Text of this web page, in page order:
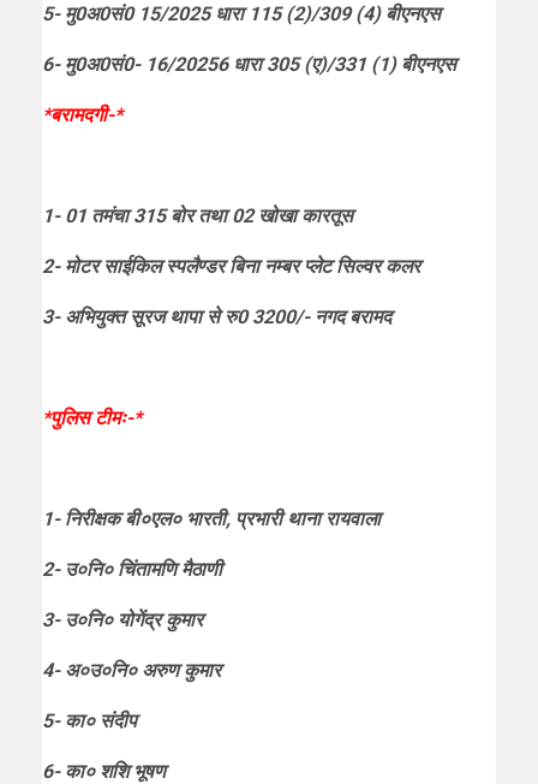
5- मु0अ0सं0 15/2025 धारा 115 (2)/309 (4) बीएनएस
6- मु0अ0सं0- 16/20256 धारा 305 (ए)/331 (1) बीएनएस
*बरामदगी-*
1- 01 तमंचा 315 बोर तथा 02 खोखा कारतूस
2- मोटर साईकिल स्पलैण्डर बिना नम्बर प्लेट सिल्वर कलर
3- अभियुक्त सूरज थापा से रु0 3200/- नगद बरामद
*पुलिस टीमः-*
1- निरीक्षक बी०एल० भारती, प्रभारी थाना रायवाला
2- उ०नि० चिंतामणि मैठाणी
3- उ०नि० योगेंद्र कुमार
4- अ०उ०नि० अरुण कुमार
5- का० संदीप
6- का० शशि भूषण